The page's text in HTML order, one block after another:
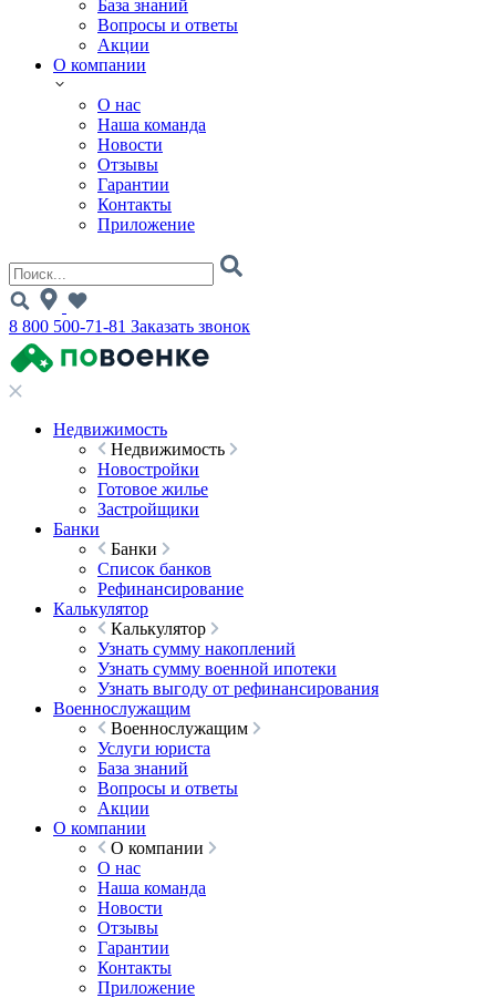
База знаний
Вопросы и ответы
Акции
О компании
О нас
Наша команда
Новости
Отзывы
Гарантии
Контакты
Приложение
8 800 500-71-81 Заказать звонок
Недвижимость
Недвижимость
Новостройки
Готовое жилье
Застройщики
Банки
Банки
Список банков
Рефинансирование
Калькулятор
Калькулятор
Узнать сумму накоплений
Узнать сумму военной ипотеки
Узнать выгоду от рефинансирования
Военнослужащим
Военнослужащим
Услуги юриста
База знаний
Вопросы и ответы
Акции
О компании
О компании
О нас
Наша команда
Новости
Отзывы
Гарантии
Контакты
Приложение